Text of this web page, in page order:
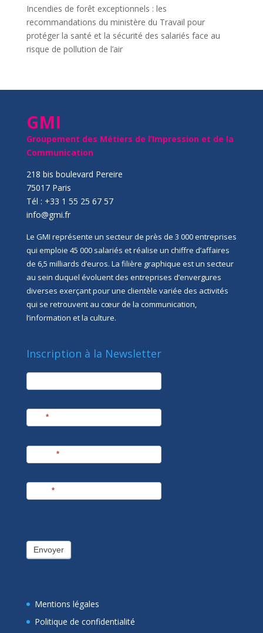
Incendies de forêt exceptionnels : les
recommandations du ministère du Travail pour
protéger la santé et la sécurité des salariés face au
risque de pollution de l’air
GMI
Groupement des Métiers de l’Impression et de la
Communication
218 bis boulevard Pereire
75017 Paris
Tél : +33 1 55 25 67 57
info@gmi.fr
Le GMI représente un secteur de près de 3 000 entreprises
qui emploie 45 000 salariés et réalise un chiffre d’affaires
de 6,5 milliards d’euros. La filière graphique est un secteur
au sein duquel évoluent des entreprises d’envergures
diverses exerçant pour une clientèle variée des activités
qui se retrouvent au cœur de la communication,
l’information et la culture.
Inscription à la Newsletter
newsletter
*
*
*
Envoyer
Mentions légales
Politique de confidentialité